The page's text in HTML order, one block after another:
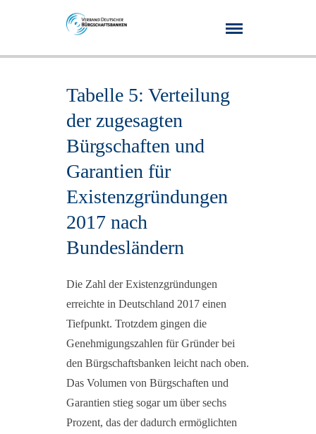
Tabelle 5: Verteilung
der zugesagten
Bürgschaften und
Garantien für
Existenzgründungen
2017 nach
Bundesländern
Die Zahl der Existenzgründungen
erreichte in Deutschland 2017 einen
Tiefpunkt. Trotzdem gingen die
Genehmigungszahlen für Gründer bei
den Bürgschaftsbanken leicht nach oben.
Das Volumen von Bürgschaften und
Garantien stieg sogar um über sechs
Prozent, das der dadurch ermöglichten